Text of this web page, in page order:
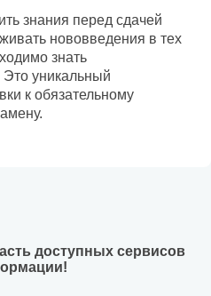
знания перед сдачей
нововведения в тех
знать
Это уникальный
к обязательному
доступных сервисов